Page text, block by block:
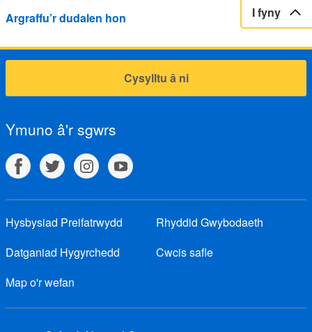
Argraffu’r dudalen hon
I fyny
Cysylltu â ni
Ymuno â'r sgwrs
Hysbysiad Preifatrwydd
Rhyddid Gwybodaeth
Datganiad Hygyrchedd
Cwcis safle
Map o'r wefan